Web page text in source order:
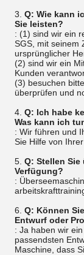
3. Q: Wie kann
Sie leisten?
: (1) sind wir ein
SGS, mit seinem
ursprünglicher
(2) sind wir ein
Kunden
(3) besuchen
überprüfen und
4. Q: Ich habe
Was kann ich
: Wir führen und
Sie Hilfe von
5. Q: Stellen
Verfügung?
:
6. Q: Können
Entwurf oder
: Ja haben wir
passendsten
Maschine, dass